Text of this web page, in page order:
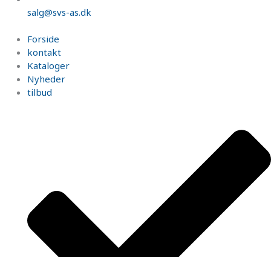
salg@svs-as.dk
Forside
kontakt
Kataloger
Nyheder
tilbud